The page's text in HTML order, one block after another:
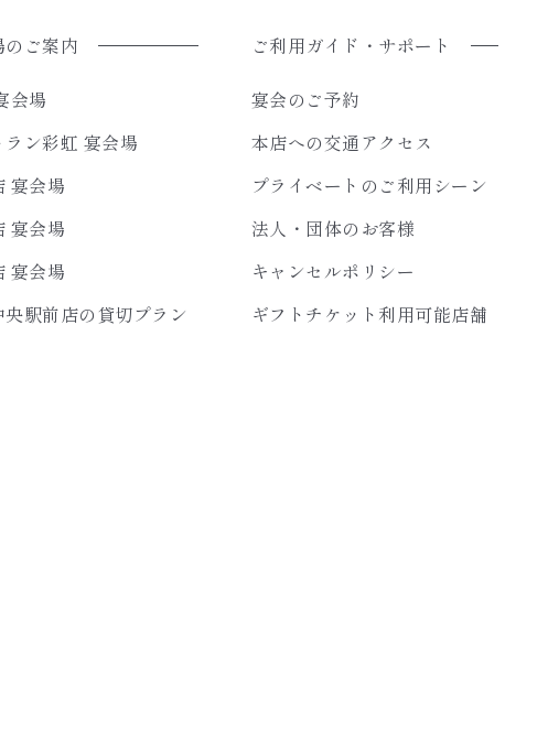
ご案内
会場
ラン彩虹 宴会場
宴会場
宴会場
宴会場
央駅前店の貸切プラン
ご利用ガイド・サポート
宴会のご予約
本店への交通アクセス
プライベートのご利用シーン
法人・団体のお客様
キャンセルポリシー
ギフトチケット利用可能店舗